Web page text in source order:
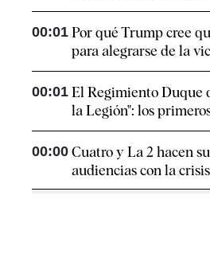
00:01 Por qué Trump cree
para alegrarse de la
00:01 El Regimiento Duque
la Legión": los
00:00 Cuatro y La 2 hacen
audiencias con la